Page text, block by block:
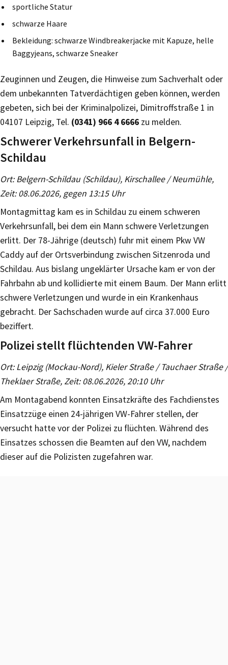
sportliche Statur
schwarze Haare
Bekleidung: schwarze Windbreakerjacke mit Kapuze, helle
Baggyjeans, schwarze Sneaker
Zeuginnen und Zeugen, die Hinweise zum Sachverhalt oder
dem unbekannten Tatverdächtigen geben können, werden
gebeten, sich bei der Kriminalpolizei, Dimitroffstraße 1 in
04107 Leipzig, Tel. (0341) 966 4 6666 zu melden.
Schwerer Verkehrsunfall in Belgern-
Schildau
Ort: Belgern-Schildau (Schildau), Kirschallee / Neumühle,
Zeit: 08.06.2026, gegen 13:15 Uhr
Montagmittag kam es in Schildau zu einem schweren
Verkehrsunfall, bei dem ein Mann schwere Verletzungen
erlitt. Der 78-Jährige (deutsch) fuhr mit einem Pkw VW
Caddy auf der Ortsverbindung zwischen Sitzenroda und
Schildau. Aus bislang ungeklärter Ursache kam er von der
Fahrbahn ab und kollidierte mit einem Baum. Der Mann erlitt
schwere Verletzungen und wurde in ein Krankenhaus
gebracht. Der Sachschaden wurde auf circa 37.000 Euro
beziffert.
Polizei stellt flüchtenden VW-Fahrer
Ort: Leipzig (Mockau-Nord), Kieler Straße / Tauchaer Straße /
Theklaer Straße, Zeit: 08.06.2026, 20:10 Uhr
Am Montagabend konnten Einsatzkräfte des Fachdienstes
Einsatzzüge einen 24-jährigen VW-Fahrer stellen, der
versucht hatte vor der Polizei zu flüchten. Während des
Einsatzes schossen die Beamten auf den VW, nachdem
dieser auf die Polizisten zugefahren war.